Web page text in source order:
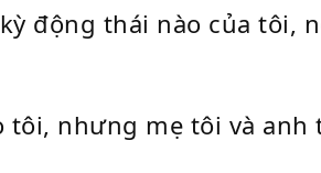
động thái nào của tôi,
tôi, nhưng mẹ tôi và